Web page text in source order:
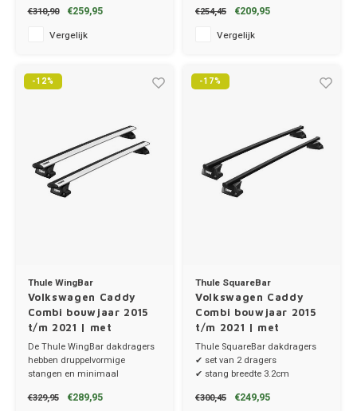
€310,90
€259,95
Vergelijk
€254,45
€209,95
Vergelijk
-12%
Thule WingBar
Volkswagen Caddy
Combi bouwjaar 2015
t/m 2021 | met
montagepunten
De Thule WingBar dakdragers
hebben druppelvormige
stangen en minimaal
✔ set van 2 dragers
€329,95 €289,95
-17%
Thule SquareBar
Volkswagen Caddy
Combi bouwjaar 2015
t/m 2021 | met
montagepunten
Thule SquareBar dakdragers
✔ set van 2 dragers
✔ stang breedte 3.2cm
€300,45 €249,95